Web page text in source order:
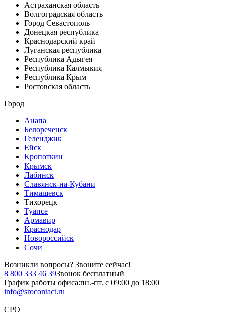
Астраханская область
Волгоградская область
Город Севастополь
Донецкая республика
Краснодарский край
Луганская республика
Республика Адыгея
Республика Калмыкия
Республика Крым
Ростовская область
Город
Анапа
Белореченск
Геленджик
Ейск
Кропоткин
Крымск
Лабинск
Славянск-на-Кубани
Тимашевск
Тихорецк
Туапсе
Армавир
Краснодар
Новороссийск
Сочи
Возникли вопросы? Звоните сейчас!
8 800 333 46 39Звонок бесплатный
График работы офиса:пн.-пт. с 09:00 до 18:00
info@srocontact.ru
СРО